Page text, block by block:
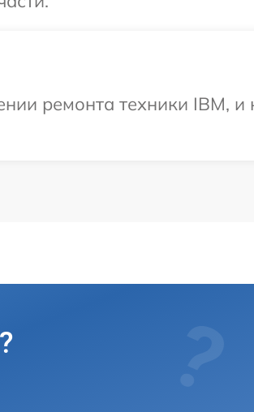
ремонта техники IBM,